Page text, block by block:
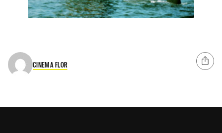
CINEMA FLOR